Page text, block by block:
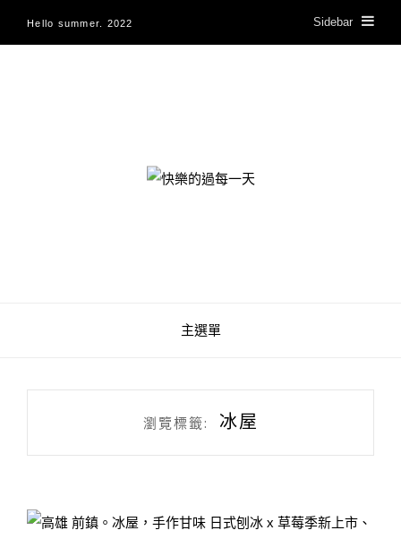
Hello summer. 2022 Sidebar
快樂的過每一天
主選單
瀏覽標籤: 冰屋